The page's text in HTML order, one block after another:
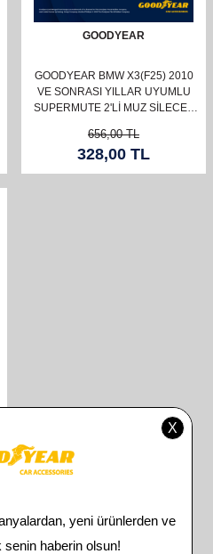
GOODYEAR
GOODYEAR BMW X3(F25) 2010
VE SONRASI YILLAR UYUMLU
SUPERMUTE 2'LI MUZ SILECEK
656,00TL
328,00 TL